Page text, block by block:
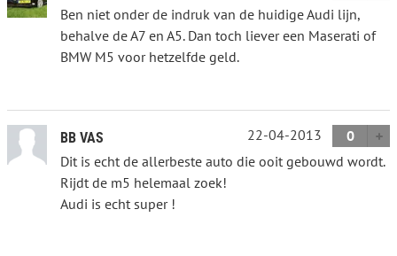
Ben niet onder de indruk van de huidige Audi lijn,
behalve de A7 en A5. Dan toch liever een Maserati of
BMW M5 voor hetzelfde geld.
BB VAS 22-04-2013
0
Dit is echt de allerbeste auto die ooit gebouwd wordt.
Rijdt de m5 helemaal zoek!
Audi is echt super !